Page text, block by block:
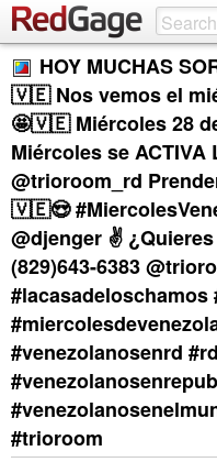
HOY MUCHAS
🇻🇪 Nos vemos el
🤩🇻🇪 Miércoles 28
Miércoles se
@trioroom_rd
🇻🇪😍
@djenger ✌️
(829)643-6383
#lacasadeloschamos
#venezolanosenrd
#trioroom